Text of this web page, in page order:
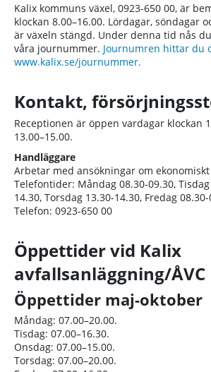
Kalix kommuns växel, 0923-650 00, är
klockan 8.00–16.00. Lördagar, söndagar
är växeln stängd. Under denna tid nås
våra journummer. Journumren hittar du
www.kalix.se/journummer.
Kontakt,
Receptionen är öppen vardagar klockan
13.00–15.00.
Handläggare
Arbetar med ansökningar om
Telefontider: Måndag 08.30-09.30, Tisdag
14.30, Torsdag 13.30-14.30, Fredag
Telefon: 0923-650 00
Öppettider vid Kalix
avfallsanläggning/ÅVC
Öppettider maj-oktober
Måndag: 07.00–20.00.
Tisdag: 07.00–16.30.
Onsdag: 07.00–15.00.
Torsdag: 07.00–20.00.